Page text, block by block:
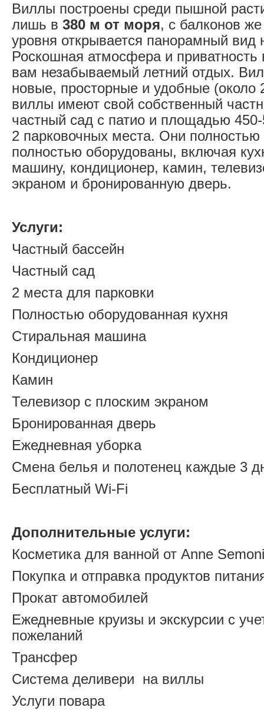
Виллы построены среди пышной
лишь в 380 м от моря, с балконов
уровня открывается панорамный вид
Роскошная атмосфера и приватность
вам незабываемый летний отдых.
новые, просторные и удобные (около
виллы имеют свой собственный
частный сад с патио и площадью
2 парковочных места. Они
полностью оборудованы, включая
машину, кондиционер, камин,
экраном и бронированную дверь.
Услуги:
Частный бассейн
Частный сад
2 места для парковки
Полностью оборудованная кухня
Стиральная машина
Кондиционер
Камин
Телевизор с плоским экраном
Бронированная дверь
Ежедневная уборка
Смена белья и полотенец каждые 3
Бесплатный Wi-Fi
Дополнительные услуги:
Косметика для ванной от Anne
Покупка и отправка продуктов
Прокат автомобилей
Ежедневные круизы и экскурсии с
пожеланий
Трансфер
Система деливери на виллы
Услуги повара